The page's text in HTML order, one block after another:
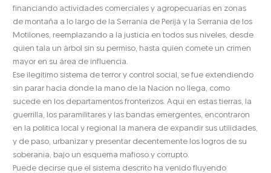
financiando actividades comerciales y agropecuarias en zonas
de montaña a lo largo de la Serranía de Perijá y la Serranía de los
Motilones, reemplazando a la justicia en todos sus niveles, desde
quien tala un árbol sin su permiso, hasta quien comete un crimen
mayor en su área de influencia.
Ese ilegítimo sistema de terror y control social, se fue extendiendo
sin parar hacia donde la mano de la Nación no llega, como
sucede en los departamentos fronterizos. Aquí en estas tierras, la
guerrilla, los paramilitares y las bandas emergentes, encontraron
en la política local y regional la manera de expandir sus utilidades,
y de paso, urbanizar y presentar decentemente los logros de su
soberanía, bajo un esquema mafioso y corrupto.
Puede decirse que el sistema descrito ha venido fluyendo